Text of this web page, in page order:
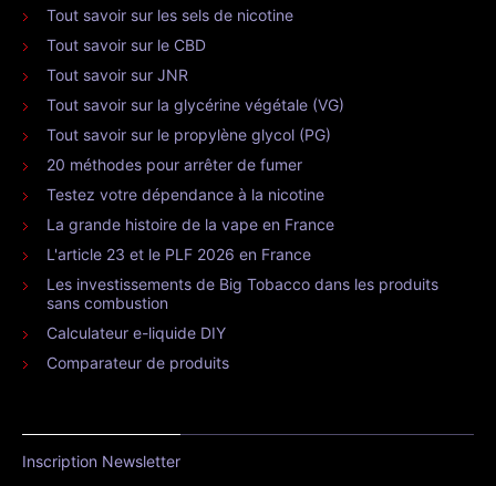
Tout savoir sur les sels de nicotine
Tout savoir sur le CBD
Tout savoir sur JNR
Tout savoir sur la glycérine végétale (VG)
Tout savoir sur le propylène glycol (PG)
20 méthodes pour arrêter de fumer
Testez votre dépendance à la nicotine
La grande histoire de la vape en France
L'article 23 et le PLF 2026 en France
Les investissements de Big Tobacco dans les produits
sans combustion
Calculateur e-liquide DIY
Comparateur de produits
Inscription Newsletter